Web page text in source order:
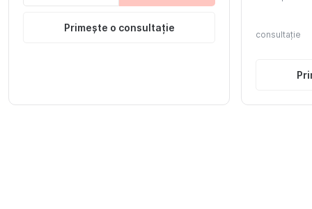
Primește o consultație
consultație